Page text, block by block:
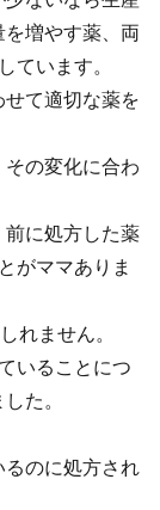
増やす薬、両
ています。
て適切な薬を
の変化に合わ
前に処方した薬
がママありま
れません。
いることにつ
た。
のに処方され